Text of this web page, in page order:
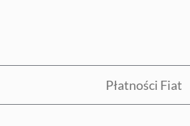
Płatności Fiat